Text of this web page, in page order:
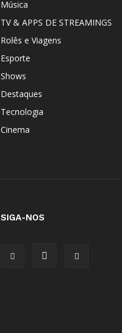
Música
TV & APPS DE STREAMINGS
Rolês e Viagens
Esporte
Shows
Destaques
Tecnologia
Cinema
SIGA-NOS